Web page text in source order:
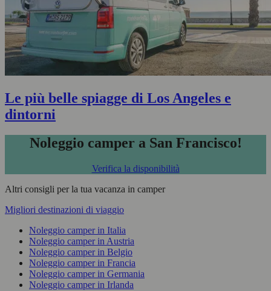
Le più belle spiagge di Los Angeles e
dintorni
Noleggio camper a San Francisco!
Verifica la disponibilità
Altri consigli per la tua vacanza in camper
Migliori destinazioni di viaggio
Noleggio camper in Italia
Noleggio camper in Austria
Noleggio camper in Belgio
Noleggio camper in Francia
Noleggio camper in Germania
Noleggio camper in Irlanda